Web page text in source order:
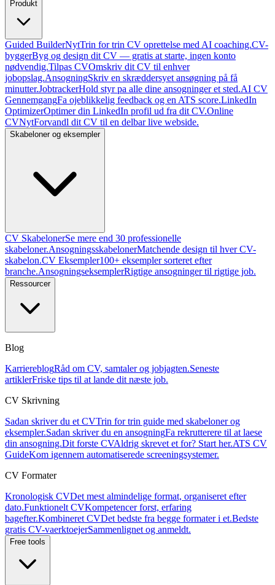
Produkt
Guided BuilderNytTrin for trin CV oprettelse med AI coaching.CV-
byggerByg og design dit CV — gratis at starte, ingen konto
nødvendig.Tilpas CVOmskriv dit CV til enhver
jobopslag.AnsogningSkriv en skræddersyet ansøgning på få
minutter.JobtrackerHold styr pa alle dine ansogninger et sted.AI CV
GennemgangFa ojeblikkelig feedback og en ATS score.LinkedIn
OptimizerOptimer din LinkedIn profil ud fra dit CV.Online
CVNytForvandl dit CV til en delbar live webside.
Skabeloner og eksempler
CV SkabelonerSe mere end 30 professionelle
skabeloner.AnsogningsskabelonerMatchende design til hver CV-
skabelon.CV Eksempler100+ eksempler sorteret efter
branche.AnsogningseksemplerRigtige ansogninger til rigtige job.
Ressourcer
Blog
KarriereblogRåd om CV, samtaler og jobjagten.Seneste
artiklerFriske tips til at lande dit næste job.
CV Skrivning
Sadan skriver du et CVTrin for trin guide med skabeloner og
eksempler.Sadan skriver du en ansogningFa rekrutterere til at laese
din ansogning.Dit forste CVAldrig skrevet et for? Start her.ATS CV
GuideKom igennem automatiserede screeningsystemer.
CV Formater
Kronologisk CVDet mest almindelige format, organiseret efter
dato.Funktionelt CVKompetencer forst, erfaring
bagefter.Kombineret CVDet bedste fra begge formater i et.Bedste
gratis CV-vaerktoejerSammenlignet og anmeldt.
Free tools